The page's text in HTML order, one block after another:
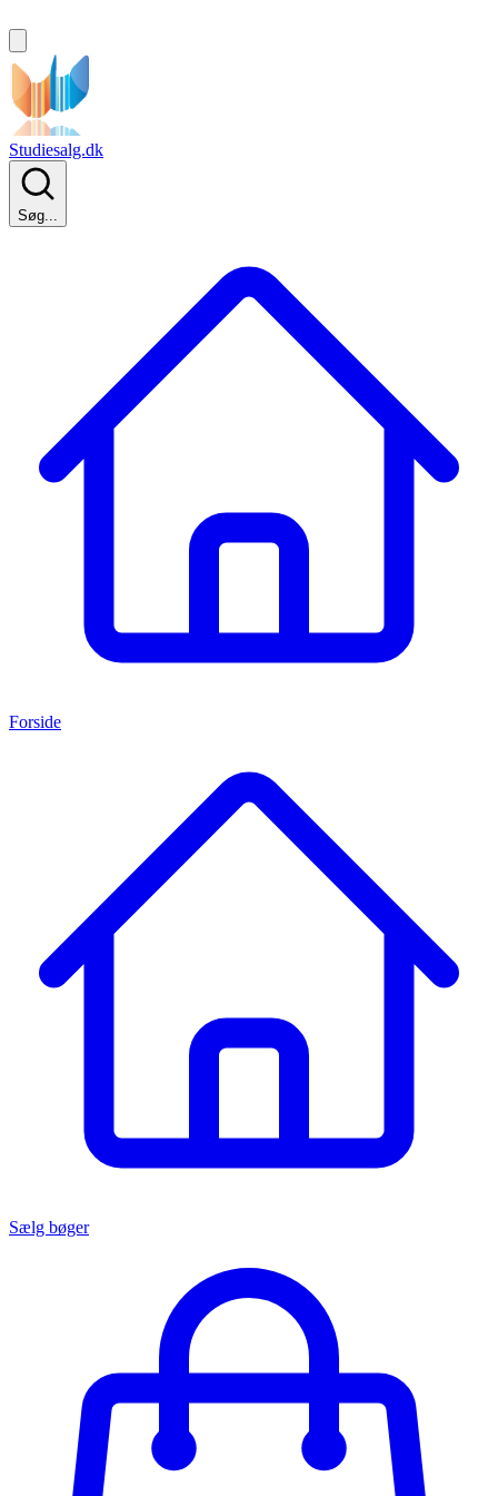
Studiesalg.dk
Søg...
Forside
Sælg bøger